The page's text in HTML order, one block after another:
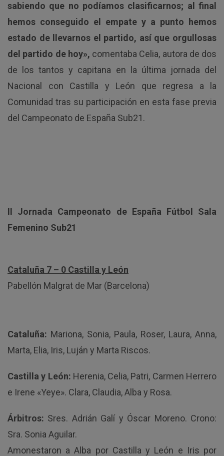
sabiendo que no podíamos clasificarnos; al final
hemos conseguido el empate y a punto hemos
estado de llevarnos el partido, así que orgullosas
del partido de hoy», comentaba Celia, autora de dos
de los tantos y capitana en la última jornada del
Nacional con Castilla y León que regresa a la
Comunidad tras su participación en esta fase previa
del Campeonato de España Sub21.
II Jornada Campeonato de España Fútbol Sala
Femenino Sub21
Cataluña 7 – 0 Castilla y León
Pabellón Malgrat de Mar (Barcelona)
Cataluña: Mariona, Sonia, Paula, Roser, Laura, Anna,
Marta, Elia, Iris, Luján y Marta Riscos.
Castilla y León: Herenia, Celia, Patri, Carmen Herrero
e Irene «Yeye». Clara, Claudia, Alba y Rosa.
Árbitros: Sres. Adrián Galí y Óscar Moreno. Crono:
Sra. Sonia Aguilar.
Amonestaron a Alba por Castilla y León e Iris por